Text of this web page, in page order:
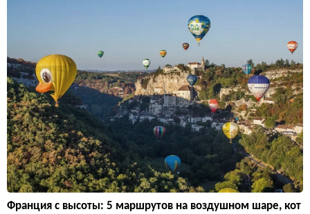
Франция с высоты: 5 маршрутов на воздушном шаре, кот